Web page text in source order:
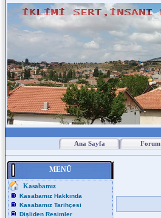
Ana Sayfa Forum
MENÜ
Kasabamız
Kasabamız Hakkında
Kasabamız Tarihçesi
Dişliden Resimler